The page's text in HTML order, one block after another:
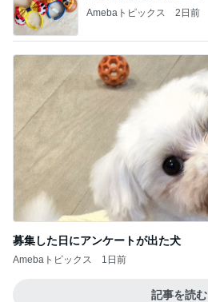
Amebaトピックス 2日前
募集した日にアンケートが出た犬
Amebaトピックス 1日前
記事を読む